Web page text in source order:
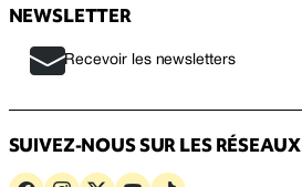
NEWSLETTER
Recevoir les newsletters
SUIVEZ-NOUS SUR LES RÉSEAUX